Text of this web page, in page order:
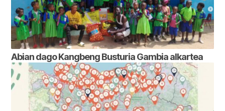
Abian dago Kangbeng Busturia Gambia alkartea